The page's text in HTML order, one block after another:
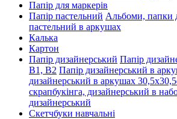
Папір для маркерів
Папір пастельний Альбоми, папки
пастельний в аркушах
Калька
Картон
Папір дизайнерський Папір
В1, В2 Папір дизайнерський в
дизайнерський в аркушах
скрапбукінга, дизайнерський в
дизайнерський
Скетчбуки навчальні